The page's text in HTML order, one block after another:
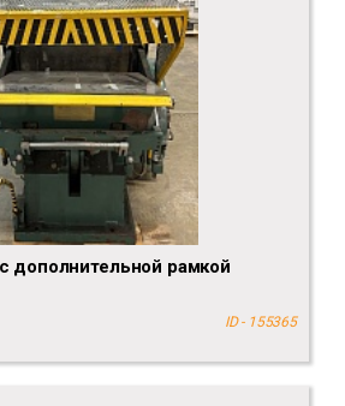
дополнительной рамкой
ID - 155365